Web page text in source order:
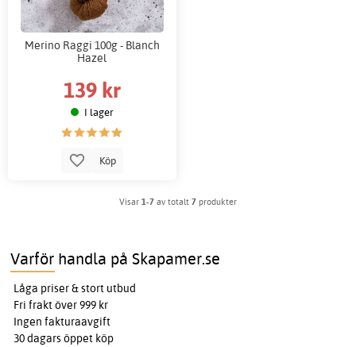
Merino Raggi 100g - Blanch
Hazel
139 kr
I lager
Köp
Visar 1-7 av totalt 7 produkter
Varför handla på Skapamer.se
Låga priser & stort utbud
Fri frakt över 999 kr
Ingen fakturaavgift
30 dagars öppet köp